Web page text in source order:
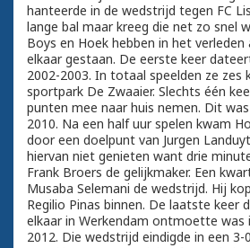
hanteerde in de wedstrijd tegen FC
lange bal maar kreeg die net zo snel
Boys en Hoek hebben in het
elkaar gestaan. De eerste keer
2002-2003. In totaal speelden ze zes
sportpark De Zwaaier. Slechts één
punten mee naar huis nemen. Dit
2010. Na een half uur spelen kwam
door een doelpunt van Jurgen
hiervan niet genieten want drie
Frank Broers de gelijkmaker. Een
Musaba Selemani de wedstrijd. Hij
Regilio Pinas binnen. De laatste keer
elkaar in Werkendam ontmoette was
2012. Die wedstrijd eindigde in een